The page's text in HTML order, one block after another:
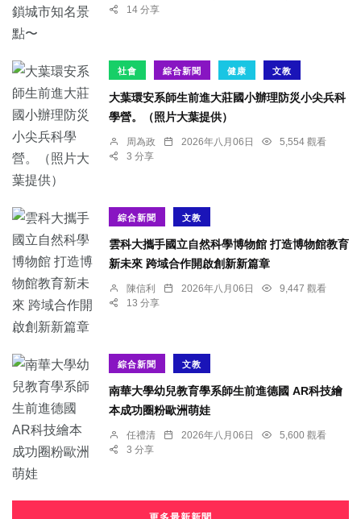
14 分享
社會 綜合新聞 健康 文教
大葉環安系師生前進大莊國小辦理防災小尖兵科
學營。（照片大葉提供）
周為政 2026年八月06日
5,554 觀看
3 分享
綜合新聞 文教
雲科大攜手國立自然科學博物館 打造博物館教育
新未來 跨域合作開啟創新新篇章
陳信利 2026年八月06日
9,447 觀看
13 分享
綜合新聞 文教
南華大學幼兒教育學系師生前進德國 AR科技繪
本成功圈粉歐洲萌娃
任禮清 2026年八月06日
5,600 觀看
3 分享